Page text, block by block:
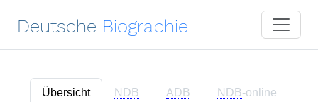
Deutsche Biographie
Übersicht NDB ADB NDB-online